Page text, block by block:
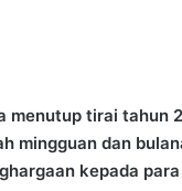
menutup tirai tahun
mingguan dan
kepada